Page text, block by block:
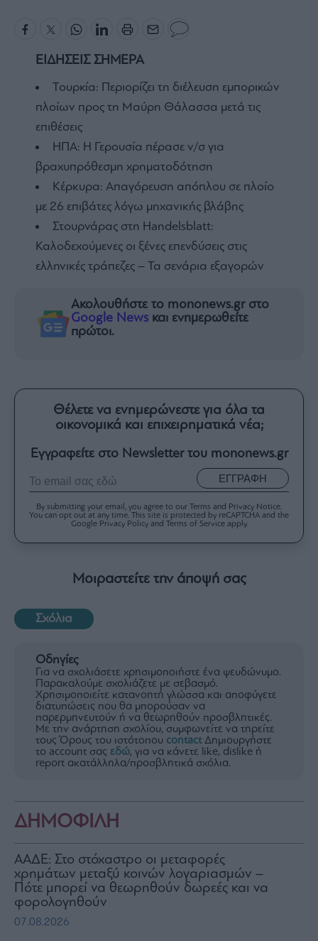
ΕΙΔΗΣΕΙΣ ΣΗΜΕΡΑ
Τουρκία: Περιορίζει τη διέλευση εμπορικών
πλοίων προς τη Μαύρη Θάλασσα μετά τις
επιθέσεις
ΗΠΑ: Η Γερουσία πέρασε ν/σ για
βραχυπρόθεσμη χρηματοδότηση
Κέρκυρα: Απαγόρευση απόπλου σε πλοίο
με 26 επιβάτες λόγω μηχανικής βλάβης
Στουρνάρας στη Handelsblatt:
Καλοδεχούμενες οι ξένες επενδύσεις στις
ελληνικές τράπεζες – Τα σενάρια εξαγορών
Ακολουθήστε το mononews.gr στο
Google News και ενημερωθείτε
πρώτοι.
Θέλετε να ενημερώνεστε για όλα τα
οικονομικά και επιχειρηματικά νέα;
Εγγραφείτε στο Newsletter του mononews.gr
ΕΓΓΡΑΦΗ
By submitting your email, you agree to our Terms and Privacy Notice.
You can opt out at any time. This site is protected by reCAPTCHA and the
Google Privacy Policy and Terms of Service apply.
Μοιραστείτε την άποψή σας
Σχόλια
Οδηγίες
Για να σχολιάσετε χρησιμοποιήστε ένα ψευδώνυμο.
Παρακαλούμε σχολιάζετε με σεβασμό.
Χρησιμοποιείτε κατανοητή γλώσσα και αποφύγετε
διατυπώσεις που θα μπορούσαν να
παρερμηνευτούν ή να θεωρηθούν προσβλητικές.
Με την ανάρτηση σχολίου, συμφωνείτε να τηρείτε
τους Όρους του ιστότοπου contactΔημιουργήστε
το account σας εδώ, για να κάνετε like, dislike ή
report ακατάλληλα/προσβλητικά σχόλια.
ΔΗΜΟΦΙΛΗ
ΑΑΔΕ: Στο στόχαστρο οι μεταφορές
χρημάτων μεταξύ κοινών λογαριασμών –
Πότε μπορεί να θεωρηθούν δωρεές και να
φορολογηθούν
07.08.2026